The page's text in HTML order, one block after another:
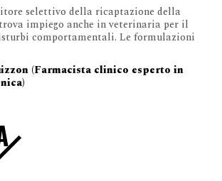
selettivo della ricaptazione della
impiego anche in veterinaria per il
comportamentali. Le formulazioni
(Farmacista clinico esperto in